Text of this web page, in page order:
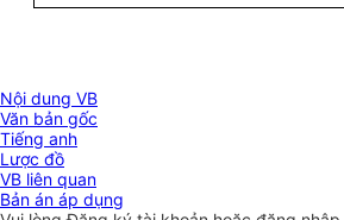
Nội dung VB
Văn bản gốc
Tiếng anh
Lược đồ
VB liên quan
Bản án áp dụng